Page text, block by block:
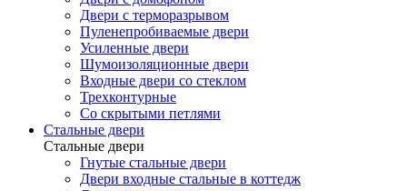
Двери с терморазрывом
Пуленепробиваемые двери
Усиленные двери
Шумоизоляционные двери
Входные двери со стеклом
Трехконтурные
Со скрытыми петлями
Стальные двери
Стальные двери
Гнутые стальные двери
Двери входные стальные в коттедж